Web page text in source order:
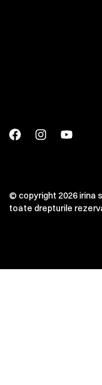
© copyright 2026 irina
toate drepturile